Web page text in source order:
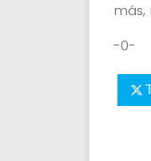
más,
-0-